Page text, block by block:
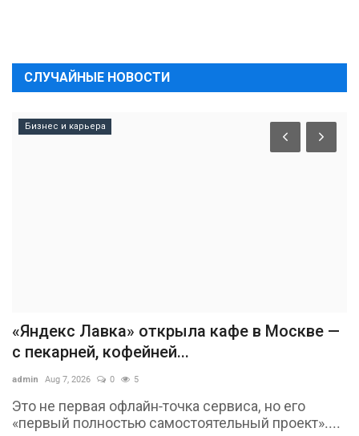
СЛУЧАЙНЫЕ НОВОСТИ
Бизнес и карьера
«Яндекс Лавка» открыла кафе в Москве —
с пекарней, кофейней...
admin Aug 7, 2026 0 5
Это не первая офлайн-точка сервиса, но его
«первый полностью самостоятельный проект»....